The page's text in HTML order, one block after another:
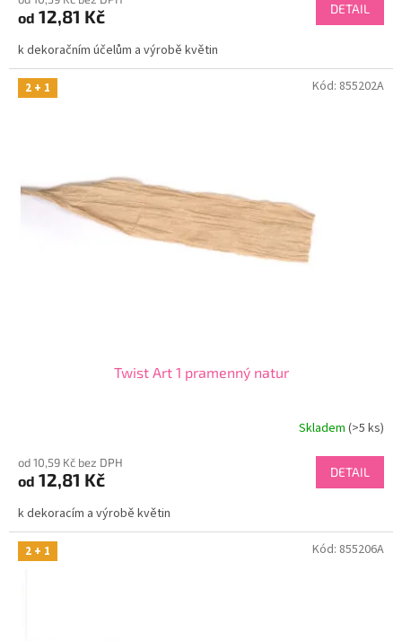
od 12,81 Kč DETAIL
k dekoračním účelům a výrobě květin
2 + 1
Twist Art 1 pramenný natur
Skladem (>5 ks)
od 10,59 Kč bez DPH
od 12,81 Kč DETAIL
k dekoracím a výrobě květin
Kód: 855202A
2 + 1 Kód: 855206A